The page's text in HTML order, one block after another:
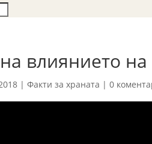
влиянието
|Факти за храната |0